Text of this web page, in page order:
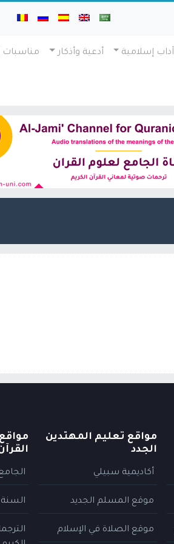
آداب إسلامية أدعية وأذكار مناسبات
مواقع تعليم المهتدين
الجدد
أكاديمية سبيلي
موقع المسلم الجديد
موقع الصلاة في الإسلام
السنة